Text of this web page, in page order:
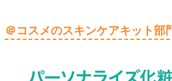
＠コスメのスキンケアキット部